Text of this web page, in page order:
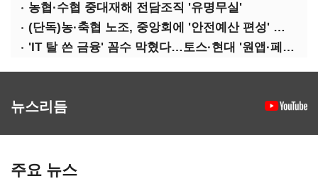
농협·수협 중대재해 전담조직 '유명무실'
(단독)농·축협 노조, 중앙회에 '안전예산 편성' 요구
'IT 탈 쓴 금융' 꼼수 막혔다…토스·현대 '원앱·페이' 전략 수정 불가피
뉴스리듬
주요 뉴스